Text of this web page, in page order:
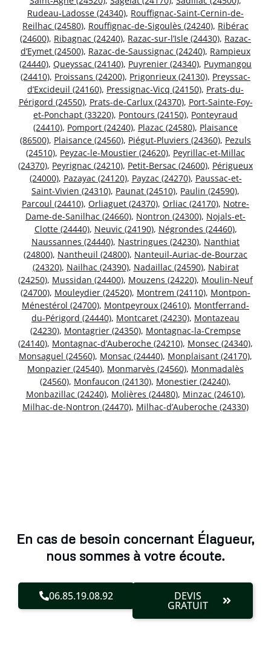
Rudeau-Ladosse (24340), Rouffignac-Saint-Cernin-de-
Reilhac (24580), Rouffignac-de-Sigoulès (24240), Ribérac
(24600), Ribagnac (24240), Razac-sur-l’Isle (24430), Razac-
d’Eymet (24500), Razac-de-Saussignac (24240), Rampieux
(24440), Queyssac (24140), Puyrenier (24340), Puymangou
(24410), Proissans (24200), Prigonrieux (24130), Preyssac-
d’Excideuil (24160), Pressignac-Vicq (24150), Prats-du-
Périgord (24550), Prats-de-Carlux (24370), Port-Sainte-Foy-
et-Ponchapt (33220), Pontours (24150), Ponteyraud
(24410), Pomport (24240), Plazac (24580), Plaisance
(86500), Plaisance (24560), Piégut-Pluviers (24360), Pezuls
(24510), Peyzac-le-Moustier (24620), Peyrillac-et-Millac
(24370), Peyrignac (24210), Petit-Bersac (24600), Périgueux
(24000), Pazayac (24120), Payzac (24270), Paussac-et-
Saint-Vivien (24310), Paunat (24510), Paulin (24590),
Parcoul (24410), Orliaguet (24370), Orliac (24170), Notre-
Dame-de-Sanilhac (24660), Nontron (24300), Nojals-et-
Clotte (24440), Neuvic (24190), Négrondes (24460),
Naussannes (24440), Nastringues (24230), Nanthiat
(24800), Nantheuil (24800), Nanteuil-Auriac-de-Bourzac
(24320), Nailhac (24390), Nadaillac (24590), Nabirat
(24250), Mussidan (24400), Mouzens (24220), Moulin-Neuf
(24700), Mouleydier (24520), Montrem (24110), Montpon-
Ménestérol (24700), Montpeyroux (24610), Montferrand-
du-Périgord (24440), Montcaret (24230), Montazeau
(24230), Montagrier (24350), Montagnac-la-Crempse
(24140), Montagnac-d’Auberoche (24210), Monsec (24340),
Monsaguel (24560), Monsac (24440), Monplaisant (24170),
Monpazier (24540), Monmarvès (24560), Monmadalès
(24560), Monfaucon (24130), Monestier (24240),
Monbazillac (24240), Molières (24480), Minzac (24610),
Milhac-de-Nontron (24470), Milhac-d’Auberoche (24330)
En cas de besoin concernant Élagueur,
nous sommes à votre écoute.
06.85.19.08.92 DEVIS
GRATUIT